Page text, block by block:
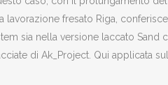
fresato Riga,
sia nella versione laccato Sand
di Ak_Project. Qui applicata